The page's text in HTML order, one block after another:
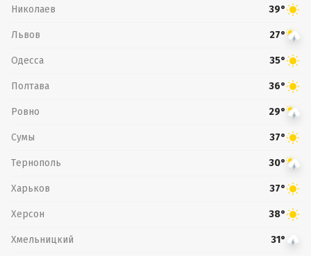
Николаев 39°
Львов 27°
Одесса 35°
Полтава 36°
Ровно 29°
Сумы 37°
Тернополь 30°
Харьков 37°
Херсон 38°
Хмельницкий 31°